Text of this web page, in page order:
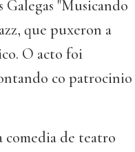
"Musicando
que puxeron a
O acto foi
co patrocinio
de teatro